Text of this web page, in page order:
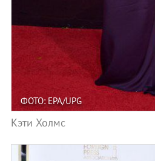
ФОТО: EPA/UPG
Кэти Холмс